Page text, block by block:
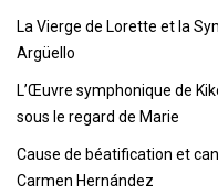
La Vierge de Lorette et la
Argüello
L’Œuvre symphonique de
sous le regard de Marie
Cause de béatification et
Carmen Hernández